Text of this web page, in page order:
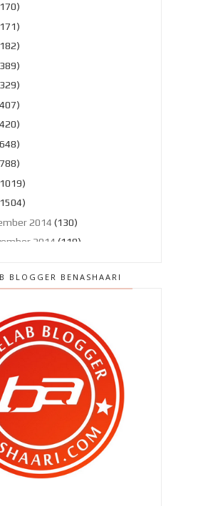
2014 (130)
2014 (119)
2014 (121)
2014(103)
(104)
2014
(121)
2014
(132)
sijil perakuan nikah dan
nikah kawin !
permintaan Puan Ezzya Ezza
BLOGGER BENASHAARI